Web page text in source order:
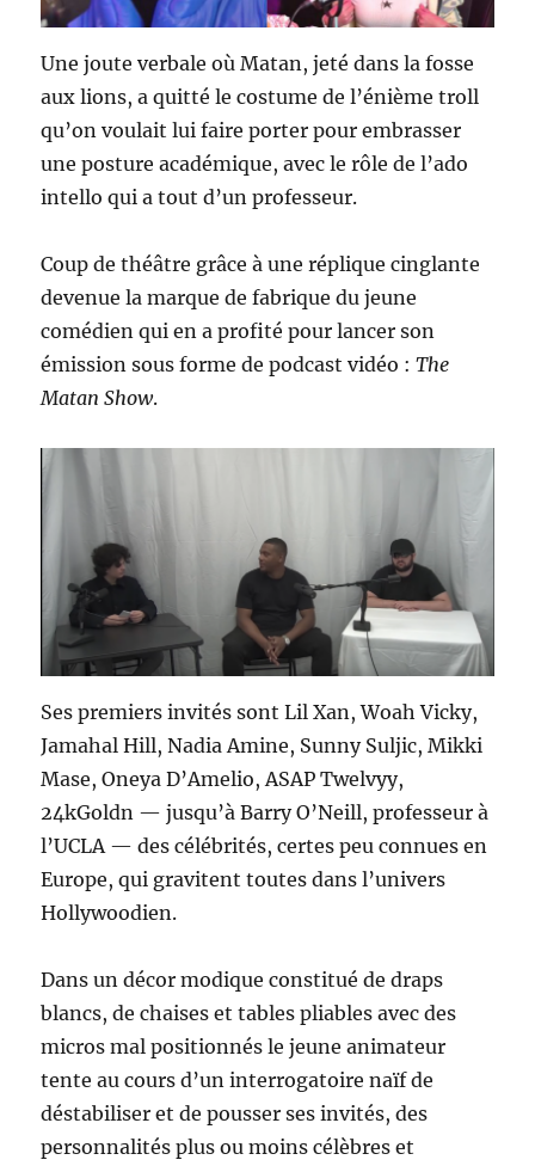
Une joute verbale où Matan, jeté dans la fosse
aux lions, a quitté le costume de l’énième troll
qu’on voulait lui faire porter pour embrasser
une posture académique, avec le rôle de l’ado
intello qui a tout d’un professeur.
Coup de théâtre grâce à une réplique cinglante
devenue la marque de fabrique du jeune
comédien qui en a profité pour lancer son
émission sous forme de podcast vidéo :The
Matan Show.
Ses premiers invités sont Lil Xan, Woah Vicky,
Jamahal Hill, Nadia Amine, Sunny Suljic, Mikki
Mase, Oneya D’Amelio, ASAP Twelvyy,
24kGoldn — jusqu’à Barry O’Neill, professeur à
l’UCLA — des célébrités, certes peu connues en
Europe, qui gravitent toutes dans l’univers
Hollywoodien.
Dans un décor modique constitué de draps
blancs, de chaises et tables pliables avec des
micros mal positionnés le jeune animateur
tente au cours d’un interrogatoire naïf de
déstabiliser et de pousser ses invités, des
personnalités plus ou moins célèbres et